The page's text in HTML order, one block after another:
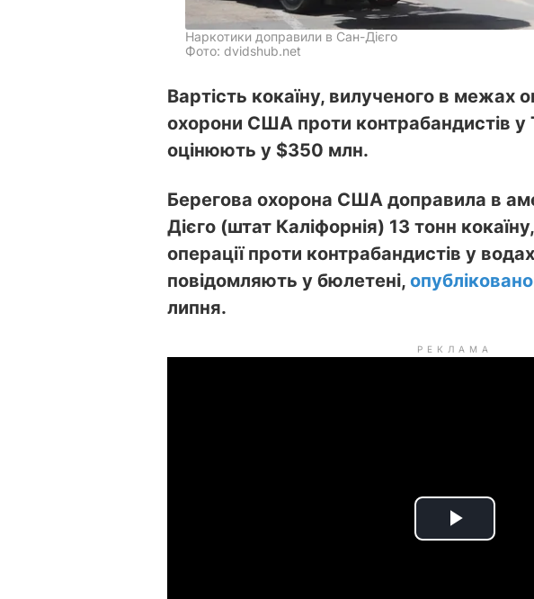
Наркотики доправили в Сан-Дієго
Фото: dvidshub.net
Вартість кокаїну, вилученого в межах
охорони США проти контрабандистів у
оцінюють у $350 млн.
Берегова охорона США доправила в
Дієго (штат Каліфорнія) 13 тонн
операції проти контрабандистів у
повідомляють у бюлетені,
липня.
РЕКЛАМА
P